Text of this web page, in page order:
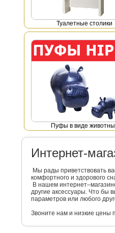
Туалетные столики
Пуфы в виде
Интернет-
Мы рады приветствовать
комфортного и здорового
В нашем
другие аксессуары. Что бы
параметров или любого
Звоните нам и низкие цены